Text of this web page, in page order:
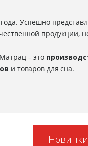
Успешно
– это
и товаров для сна.
Новинки